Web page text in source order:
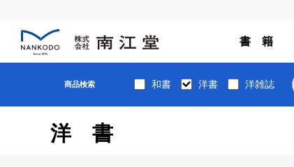
書 籍
商品検索 和書 洋書 洋雑誌
洋書